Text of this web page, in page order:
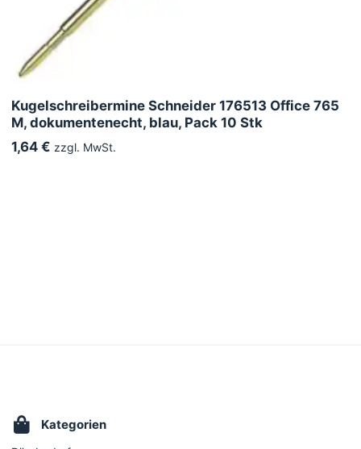
Kugelschreibermine Schneider 176513 Office 765
M, dokumentenecht, blau, Pack 10 Stk
1,64 € zzgl. MwSt.
Kategorien